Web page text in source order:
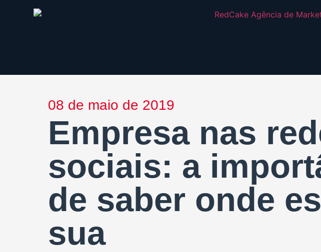
08 de maio de 2019
Empresa nas
sociais: a
de saber onde
sua